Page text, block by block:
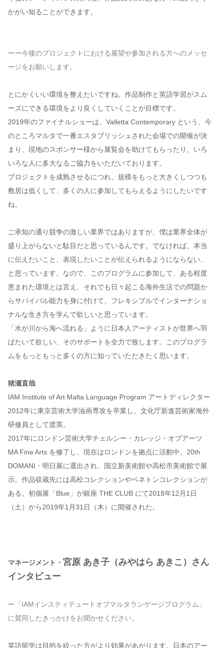
かがい知ることができます。
ーー今後のプロジェクトにおける展望や参加される方へのメッセ
ージをお願いします。
とにかくいい環境を整えたいですね。作品制作と英語学習がスム
ーズにできる環境をより良くしていくことが目標です。
2019年のファイナルショーは、Valletta Contemporary という、今
のところマルタで一番エスタブリッシュされた会場での開催が決
まり、現地のスポンサー様から展覧会を助けてもらったり、いろ
いろな人に多大なるご協力をいただいております。
プロジェクトを成熟させるにつれ、規模をもっと大きくしつつも
敷居は低くして、多くの人に参加してもらえるようにしたいです
ね。
ご承知の通り競争の激しい業界ではありますが、僕は業界全体が
盛り上がらないと駄目だと思っているんです。でなければ、本当
に伝えたいこと、表現したいことが伝えられるようにならない、
と思っています。なので、このプログラムに参加して、ある程度
恵まれた環境とは言え、それでも日々起こる海外生活での問題か
らサバイバル能力を身に付けて、フレキシブルでインターナショ
ナルな生き方を学んで欲しいと思っています。
「水が川から海へ流れる」ように日本人アーティストが世界へ羽
ばたいて欲しい、そのサポートを全力で致します。このプログラ
ムをもっともっと多くの方に知っていただきたく思います。
猪瀬直哉
IAM Institute of Art Malta Language Program アートディレクター
2012年に東京芸術大学油画専攻を卒業し、文化庁新進芸術家海外
研修員として渡英。
2017年にロンドン芸術大学チェルシー・カレッジ・オブアーツ
MA Fine Arts を修了し、現在はロンドンを拠点に活動中。20th
DOMANI・明日展に選出され、国立新美術館や高松市美術館で展
示。作品収蔵先には高松コレクションやベネトンコレクションが
ある。初個展「Blue」が銀座 THE CLUB にて2018年12月1日
（土）から2019年1月31日（木）に開催された。
マネージメント・ 宮原 あき子（みやはら あきこ）さん
インタビュー
ー「IAMインスティテュートオブマルタランゲージプログラム」
に賛同したきっかけをお聞かせください。
英語留学は目的を絞った方がより効果があがります。日本のアー